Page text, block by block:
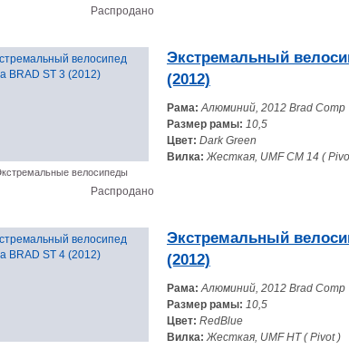
Распродано
велосипеды
Распродано
Экстремальный
(2012)
Рама:Алюминий, 2012 Brad Comp
Размер рамы: 10,5
Цвет: Dark Green
Вилка:Жесткая, UMF CM 14 (
Экстремальный
(2012)
Рама:Алюминий, 2012 Brad Comp
Размер рамы: 10,5
Цвет: RedBlue
Вилка:Жесткая, UMF HT ( Pivot )